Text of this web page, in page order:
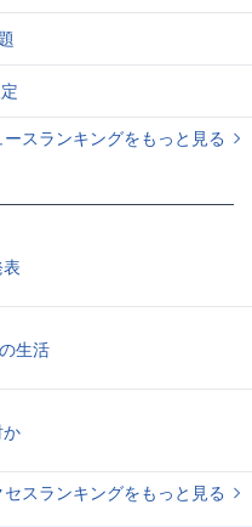
ースランキングをもっと見る
生活
スランキングをもっと見る